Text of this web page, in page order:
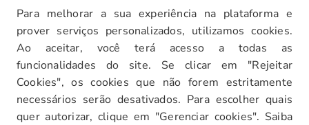
Para melhorar a sua experiência na plataforma e
prover serviços personalizados, utilizamos cookies.
Ao aceitar, você terá acesso a todas as
funcionalidades do site. Se clicar em "Rejeitar
Cookies", os cookies que não forem estritamente
necessários serão desativados. Para escolher quais
quer autorizar, clique em "Gerenciar cookies". Saiba
Carreiras
Intranet
Política de Privacidade
Documentos Institucionais
Faça um Tour Virtual